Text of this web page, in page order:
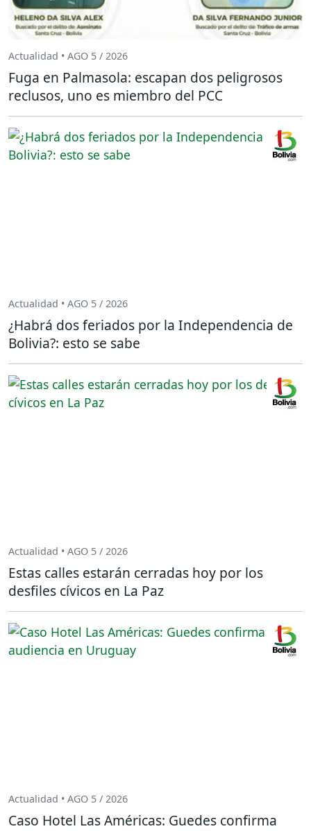
Actualidad • AGO 5 / 2026
Fuga en Palmasola: escapan dos peligrosos
reclusos, uno es miembro del PCC
Actualidad • AGO 5 / 2026
¿Habrá dos feriados por la Independencia de
Bolivia?: esto se sabe
Actualidad • AGO 5 / 2026
Estas calles estarán cerradas hoy por los
desfiles cívicos en La Paz
Actualidad • AGO 5 / 2026
Caso Hotel Las Américas: Guedes confirma